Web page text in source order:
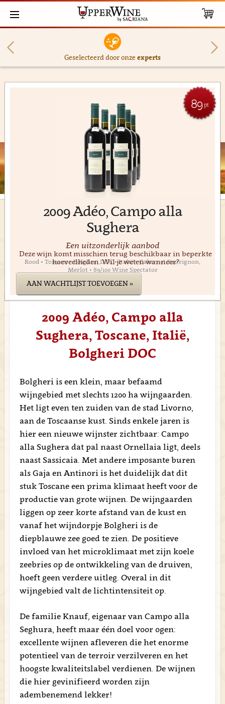
Geselecteerd door onzeexperts
2009 Adéo, Campo alla
Sughera
89pt
Een uitzonderlijk aanbod
Rood • Toscane • Bolgheri DOC • Italië • Cabernet Sauvignon,
Merlot • 89/100 Wine Spectator
Deze wijn komt misschien terug beschikbaar in beperkte
hoeveelheden. Wil je weten wanneer?
AAN WACHTLIJST TOEVOEGEN »
2009 Adéo, Campo alla
Sughera, Toscane, Italië,
Bolgheri DOC
Bolgheri is een klein, maar befaamd
wijngebied met slechts 1200 ha wijngaarden.
Het ligt even ten zuiden van de stad Livorno,
aan de Toscaanse kust. Sinds enkele jaren is
hier een nieuwe wijnster zichtbaar: Campo
alla Sughera dat pal naast Ornellaia ligt, deels
naast Sassicaia. Met andere imposante buren
als Gaja en Antinori is het duidelijk dat dit
stuk Toscane een prima klimaat heeft voor de
productie van grote wijnen. De wijngaarden
liggen op zeer korte afstand van de kust en
vanaf het wijndorpje Bolgheri is de
diepblauwe zee goed te zien. De positieve
invloed van het microklimaat met zijn koele
zeebries op de ontwikkeling van de druiven,
hoeft geen verdere uitleg. Overal in dit
wijngebied valt de lichtintensiteit op.
De familie Knauf, eigenaar van Campo alla
Seghura, heeft maar één doel voor ogen:
excellente wijnen afleveren die het enorme
potentieel van de terroir verzilveren en het
hoogste kwaliteitslabel verdienen. De wijnen
die hier gevinifieerd worden zijn
adembenemend lekker!